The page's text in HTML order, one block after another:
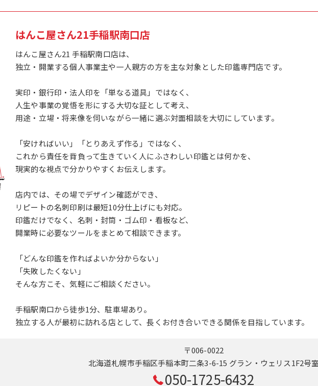
はんこ屋さん21手稲駅南口店
はんこ屋さん21 手稲駅南口店は、
独立・開業する個人事業主や一人親方の方を主な対象とした印鑑専門店です。
実印・銀行印・法人印を「単なる道具」ではなく、
人生や事業の覚悟を形にする大切な証として考え、
用途・立場・将来像を伺いながら一緒に選ぶ対面相談を大切にしています。
「安ければいい」「とりあえず作る」ではなく、
これから責任を背負って生きていく人にふさわしい印鑑とは何かを、
現実的な視点で分かりやすくお伝えします。
店内では、その場でデザイン確認ができ、
リピートの名刺印刷は最短10分仕上げにも対応。
印鑑だけでなく、名刺・封筒・ゴム印・看板など、
開業時に必要なツールをまとめて相談できます。
「どんな印鑑を作ればよいか分からない」
「失敗したくない」
そんな方こそ、気軽にご相談ください。
手稲駅南口から徒歩1分、駐車場あり。
独立する人が最初に訪れる店として、長くお付き合いできる関係を目指しています。
〒006-0022
北海道札幌市手稲区手稲本町二条3-6-15 グラン・ウェリス1F2号
050-1725-6432